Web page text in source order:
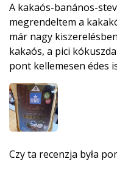
A kakaós-banános-
megrendeltem a
már nagy
kakaós, a pici
pont kellemesen édes
Czy ta recenzja była